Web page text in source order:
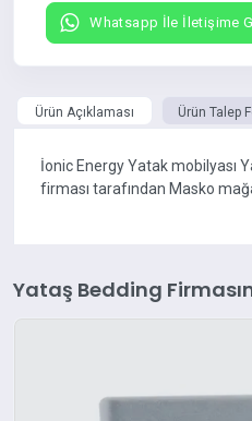
Whatsapp İle İletişime
Ürün Açıklaması Ürün Talep
İonic Energy Yatak mobilyası
firması tarafından Masko
Yataş Bedding